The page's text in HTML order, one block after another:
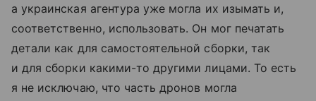
а украинская агентура уже могла их изымать и,
соответственно, использовать. Он мог печатать
детали как для самостоятельной сборки, так
и для сборки какими-то другими лицами. То есть
я не исключаю, что часть дронов могла